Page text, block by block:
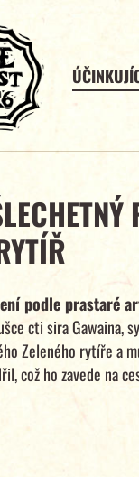
podle prastaré
cti sira Gawaina,
Zeleného rytíře a
což ho zavede na